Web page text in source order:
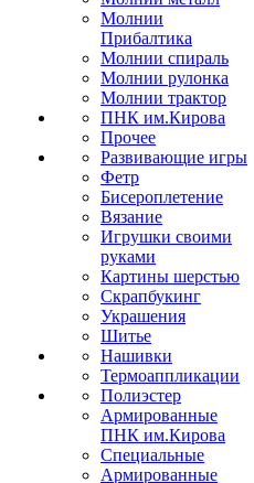
Молнии
Прибалтика
Молнии спираль
Молнии рулонка
Молнии трактор
ПНК им.Кирова
Прочее
Развивающие игры
Фетр
Бисероплетение
Вязание
Игрушки своими
руками
Картины шерстью
Скрапбукинг
Украшения
Шитье
Нашивки
Термоаппликации
Полиэстер
Армированные
ПНК им.Кирова
Специальные
Армированные